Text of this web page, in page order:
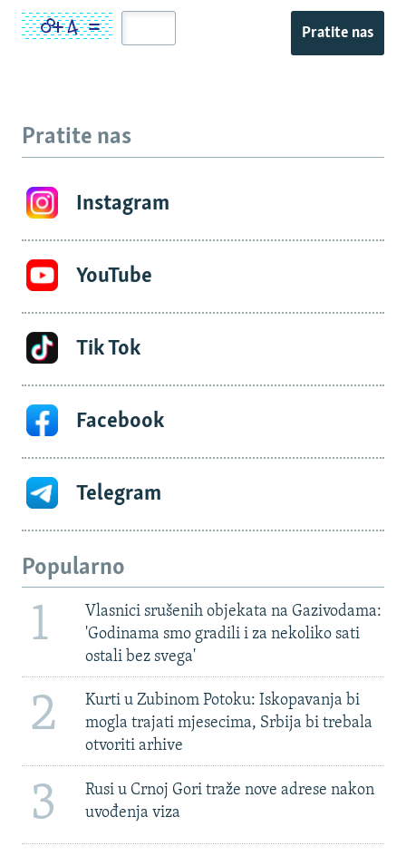
Pratite nas
Pratite nas
Instagram
YouTube
Tik Tok
Facebook
Telegram
Popularno
1
Vlasnici srušenih objekata na Gazivodama:
'Godinama smo gradili i za nekoliko sati
ostali bez svega'
2
Kurti u Zubinom Potoku: Iskopavanja bi
mogla trajati mjesecima, Srbija bi trebala
otvoriti arhive
3
Rusi u Crnoj Gori traže nove adrese nakon
uvođenja viza